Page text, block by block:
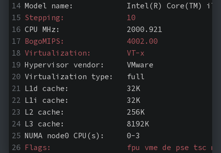
Model name:            Intel(R) Core(TM) i7-
Stepping:              10
CPU MHz:               2000.921
BogoMIPS:              4002.00
Virtualization:        VT-x
Hypervisor vendor:     VMware
Virtualization type:   full
L1d cache:             32K
L1i cache:             32K
L2 cache:              256K
L3 cache:              8192K
NUMA node0 CPU(s):     0-3
Flags:                 fpu vme de pse tsc msr